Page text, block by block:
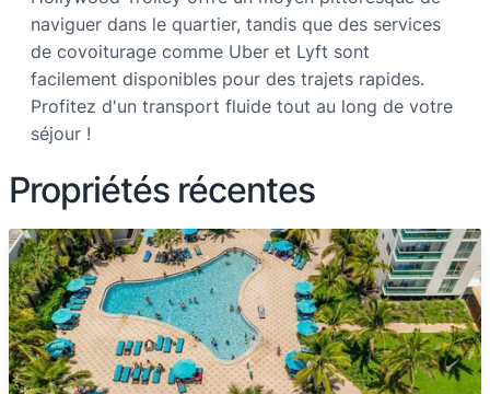
naviguer dans le quartier, tandis que des services
de covoiturage comme Uber et Lyft sont
facilement disponibles pour des trajets rapides.
Profitez d'un transport fluide tout au long de votre
séjour !
Propriétés récentes